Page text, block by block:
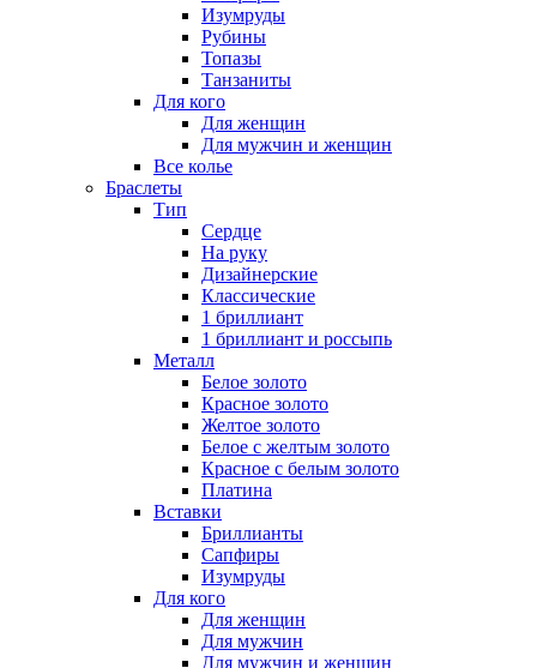
Изумруды
Рубины
Топазы
Танзаниты
Для кого
Для женщин
Для мужчин и женщин
Все колье
Браслеты
Тип
Сердце
На руку
Дизайнерские
Классические
1 бриллиант
1 бриллиант и россыпь
Металл
Белое золото
Красное золото
Желтое золото
Белое с желтым золото
Красное с белым золото
Платина
Вставки
Бриллианты
Сапфиры
Изумруды
Для кого
Для женщин
Для мужчин
Для мужчин и женщин